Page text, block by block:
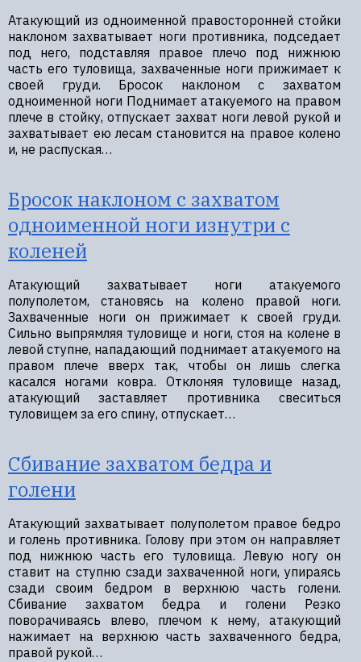
Атакующий из одноименной правосторонней стойки
наклоном захватывает ноги противника, подседает
под него, подставляя правое плечо под нижнюю
часть его туловища, захваченные ноги прижимает к
своей груди. Бросок наклоном с захватом
одноименной ноги Поднимает атакуемого на правом
плече в стойку, отпускает захват ноги левой рукой и
захватывает ею лесам становится на правое колено
и, не распуская…
Бросок наклоном с захватом
одноименной ноги изнутри с
коленей
Атакующий захватывает ноги атакуемого
полуполетом, становясь на колено правой ноги.
Захваченные ноги он прижимает к своей груди.
Сильно выпрямляя туловище и ноги, стоя на колене в
левой ступне, нападающий поднимает атакуемого на
правом плече вверх так, чтобы он лишь слегка
касался ногами ковра. Отклоняя туловище назад,
атакующий заставляет противника свеситься
туловищем за его спину, отпускает…
Сбивание захватом бедра и
голени
Атакующий захватывает полуполетом правое бедро
и голень противника. Голову при этом он направляет
под нижнюю часть его туловища. Левую ногу он
ставит на ступню сзади захваченной ноги, упираясь
сзади своим бедром в верхнюю часть голени.
Сбивание захватом бедра и голени Резко
поворачиваясь влево, плечом к нему, атакующий
нажимает на верхнюю часть захваченного бедра,
правой рукой…